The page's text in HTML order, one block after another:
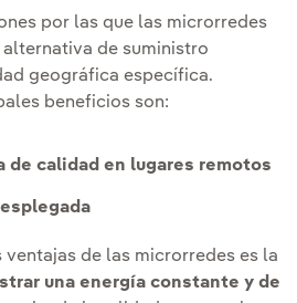
por las que las microrredes
alternativa de suministro
geográfica específica.
beneficios son:
de calidad en lugares remotos
de las microrredes es la
una energía constante y de